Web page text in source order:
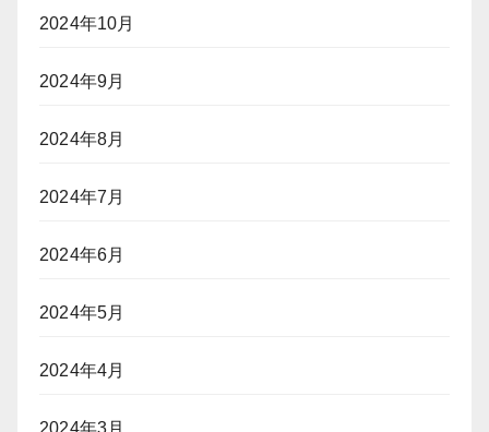
2024年10月
2024年9月
2024年8月
2024年7月
2024年6月
2024年5月
2024年4月